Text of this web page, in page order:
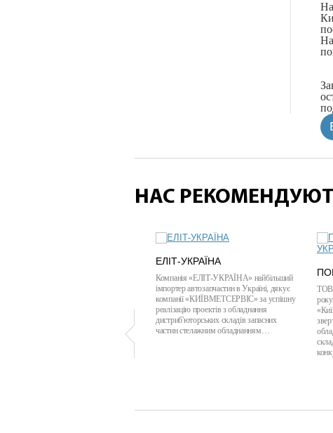
НАС РЕКОМЕНДУЮТ
ЕЛІТ-УКРАЇНА
Компанія «ЕЛІТ-УКРАЇНА» найбільший
імпортер автозапчастин в Україні, дякує
компанії «КИЇВМЕТСЕРВІС» за успішну
реалізацію проектів з обладнання
дистриб'юторських складів запасних
частин стелажним обладнанням…
ТОВ